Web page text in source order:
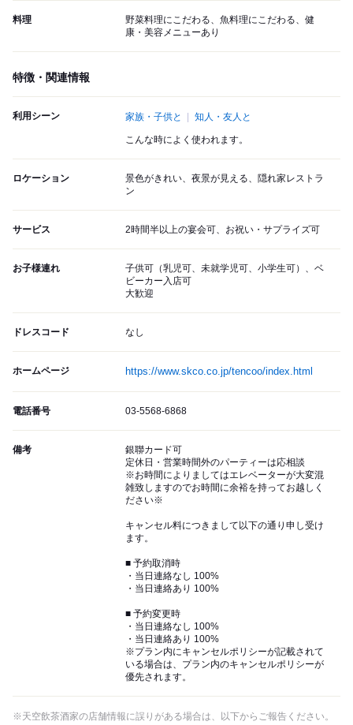
料理
野菜料理にこだわる、魚料理にこだわる、健
康・美容メニューあり
特徴・関連情報
利用シーン 家族・子供と 知人・友人と
こんな時によく使われます。
ロケーション
景色がきれい、夜景が見える、隠れ家レストラ
ン
サービス 2時間半以上の宴会可、お祝い・サプライズ可
お子様連れ
子供可（乳児可、未就学児可、小学生可）、ベ
ビーカー入店可
大歓迎
ドレスコード なし
ホームページ https://www.skco.co.jp/tencoo/index.html
電話番号 03-5568-6868
備考
銀聯カード可
定休日・営業時間外のパーティーは応相談
※お時間によりましてはエレベーターが大変混
雑致しますのでお時間に余裕を持ってお越しく
ださい※
キャンセル料につきまして以下の通り申し受け
ます。
■ 予約取消時
・当日連絡なし 100%
・当日連絡あり 100%
■ 予約変更時
・当日連絡なし 100%
・当日連絡あり 100%
※プラン内にキャンセルポリシーが記載されて
いる場合は、プラン内のキャンセルポリシーが
優先されます。
※天空飲茶酒家の店舗情報に誤りがある場合は、以下からご報告ください。